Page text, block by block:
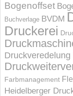
Bogenoffset
Buchverlage BVDM
Druckerei
Druckveredelung
Farbmanagement
Heidelberger